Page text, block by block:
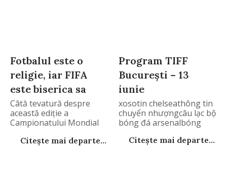
Fotbalul este o
religie, iar FIFA
este biserica sa
Câtă tevatură despre
această ediţie a
Campionatului Mondial
Citește mai departe...
Program TIFF
Bucureşti – 13
iunie
xosotin chelseathông tin
chuyển nhượngcâu lạc bộ
bóng đá arsenalbóng
Citește mai departe...